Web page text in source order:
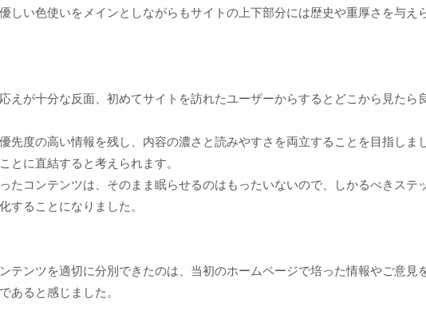
しい色使いをメインとしながらもサイトの上下部分には歴史や重厚さを与え
えが十分な反面、初めてサイトを訪れたユーザーからするとどこから見たら
先度の高い情報を残し、内容の濃さと読みやすさを両立することを目指しまし
とに直結すると考えられます。
たコンテンツは、そのまま眠らせるのはもったいないので、しかるべきステ
することになりました。
テンツを適切に分別できたのは、当初のホームページで培った情報やご意見
あると感じました。